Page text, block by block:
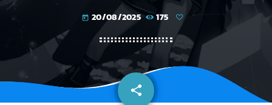
today 20/08/2025 175
share
email